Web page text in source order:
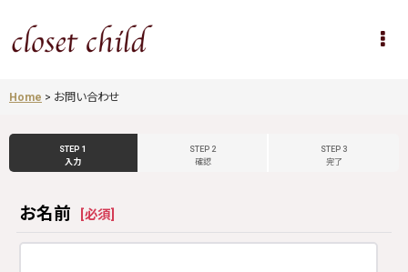
Home > お問い合わせ
STEP 1
入力
STEP 2
確認
STEP 3
完了
お名前 必須